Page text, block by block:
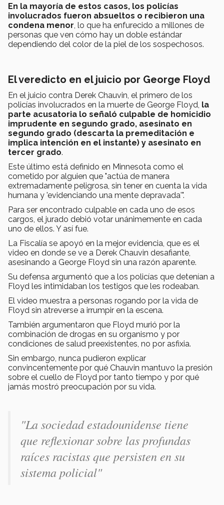
En la mayoría de estos casos, los policías
involucrados fueron absueltos o recibieron una
condena menor, lo que ha enfurecido a millones de
personas que ven cómo hay un doble estándar
dependiendo del color de la piel de los sospechosos.
El veredicto en el juicio por George Floyd
En el juicio contra Derek Chauvin, el primero de los
policías involucrados en la muerte de George Floyd, la
parte acusatoria lo señaló culpable de homicidio
imprudente en segundo grado, asesinato en
segundo grado (descarta la premeditación e
implica intención en el instante) y asesinato en
tercer grado.
Este último está definido en Minnesota como el
cometido por alguien que "actúa de manera
extremadamente peligrosa, sin tener en cuenta la vida
humana y 'evidenciando una mente depravada'".
Para ser encontrado culpable en cada uno de esos
cargos, el jurado debió votar unánimemente en cada
uno de ellos. Y así fue.
La Fiscalía se apoyó en la mejor evidencia, que es el
video en donde se ve a Derek Chauvin desafiante,
asesinando a George Floyd sin una razón aparente.
Su defensa argumentó que a los policías que detenían a
Floyd les intimidaban los testigos que les rodeaban.
El video muestra a personas rogando por la vida de
Floyd sin atreverse a irrumpir en la escena.
También argumentaron que Floyd murió por la
combinación de drogas en su organismo y por
condiciones de salud preexistentes, no por asfixia.
Sin embargo, nunca pudieron explicar
convincentemente por qué Chauvin mantuvo la presión
sobre el cuello de Floyd por tanto tiempo y por qué
jamás mostró preocupación por su vida.
"La sociedad estadounidense tiene
que reflexionar sobre las profundas
raíces racistas que persisten en su
sistema policial"